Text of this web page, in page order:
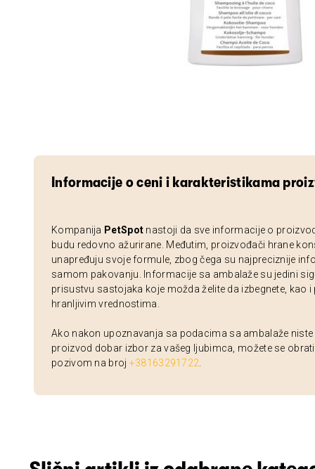
Informacije o ceni i karakteristikama
Kompanija PetSpot nastoji da sve informacije o
budu redovno ažurirane. Međutim, proizvođači hrane
unapređuju svoje formule, zbog čega su najpreciznije
samom pakovanju. Informacije sa ambalaže su jedini
prisustvu sastojaka koje možda želite da izbegnete, kao
hranljivim vrednostima.
Ako nakon upoznavanja sa podacima sa ambalaže niste
proizvod dobar izbor za vašeg ljubimca, možete se
pozivom na broj +38163291722